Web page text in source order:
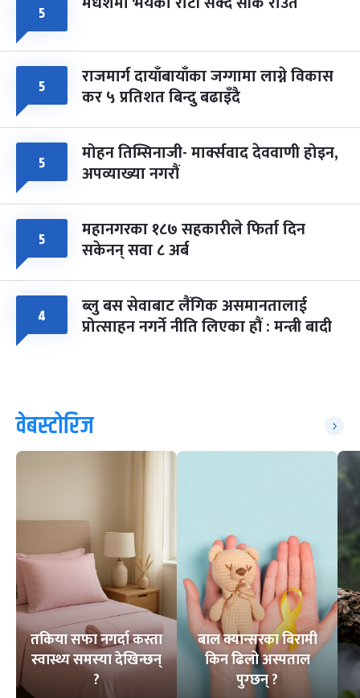
५
५ राजमार्ग दायाँबायाँका जग्गामा लाग्ने विकास
कर ५ प्रतिशत बिन्दु बढाइँदै
५ मोहन तिम्सिनाजी- मार्क्सवाद देववाणी होइन,
अपव्याख्या नगरौं
५ महानगरका १८७ सहकारीले फिर्ता दिन
सकेनन् सवा ८ अर्ब
४ ब्लु बस सेवाबाट लैंगिक असमानतालाई
प्रोत्साहन नगर्ने नीति लिएका हौं : मन्त्री बादी
वेबस्टोरिज
तकिया सफा नगर्दा कस्ता
स्वास्थ्य समस्या देखिन्छन्
?
बाल क्यान्सरका बिरामी
किन ढिलो अस्पताल
पुग्छन् ?